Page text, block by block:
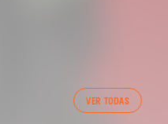
VER TODAS